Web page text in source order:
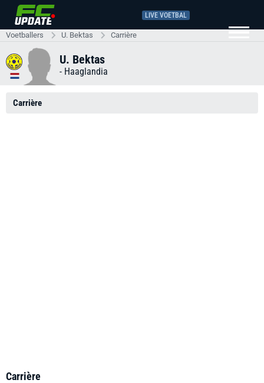
LIVE VOETBAL
Voetballers U. Bektas Carrière
U. Bektas
- Haaglandia
Carrière
Carrière